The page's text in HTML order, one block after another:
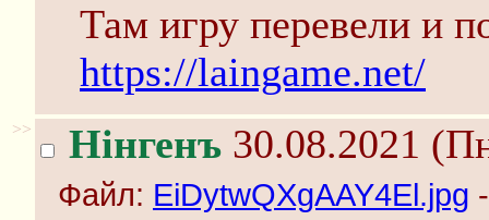
Там игру перевели и
https://laingame.net/
>> Нінгенъ 30.08.2021
Файл: EiDytwQXgAAY4El.jpg